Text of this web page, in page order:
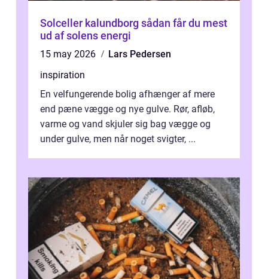
Solceller kalundborg sådan får du mest
ud af solens energi
15 may 2026
Lars Pedersen
inspiration
En velfungerende bolig afhænger af mere
end pæne vægge og nye gulve. Rør, afløb,
varme og vand skjuler sig bag vægge og
under gulve, men når noget svigter, ...